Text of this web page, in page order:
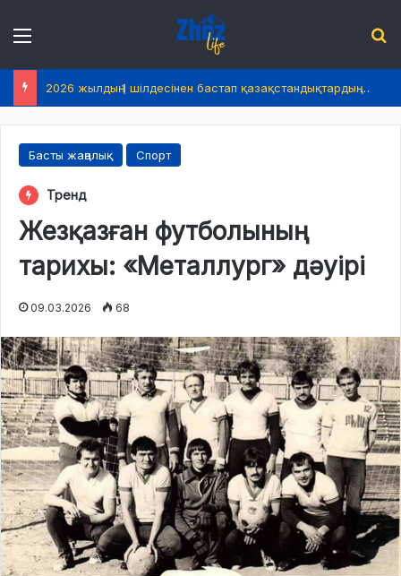
2026 жылдың 1 шілдесінен бастап қазақстандықтардың өмірінде не өзгереді?
Басты жаңалық Спорт
Тренд
Жезқазған футболының
тарихы: «Металлург» дәуірі
09.03.2026 68